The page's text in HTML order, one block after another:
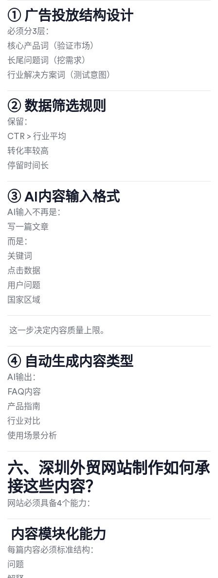
① 广告投放结构设计
必须分3层：
核心产品词（验证市场）
长尾问题词（挖需求）
行业解决方案词（测试意图）
② 数据筛选规则
保留：
CTR > 行业平均
转化率较高
停留时间长
③ AI内容输入格式
AI输入不再是：
写一篇文章
而是：
关键词
点击数据
用户问题
国家区域
这一步决定内容质量上限。
④ 自动生成内容类型
AI输出：
FAQ内容
产品指南
行业对比
使用场景分析
六、深圳外贸网站制作如何承
接这些内容？
网站必须具备4个能力：
内容模块化能力
每篇内容必须标准结构：
问题